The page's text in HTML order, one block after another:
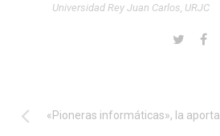
Universidad Rey Juan Carlos URJC